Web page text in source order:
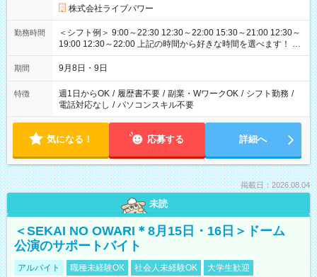
株式会社ライブパワー
勤務時間
＜シフト例＞ 9:00～22:30 12:30～22:00 15:30～21:00 12:30～
19:00 12:30～22:00 上記の時間から好きな時間を選べます！ ※
時間は変更となる可能性があります
期間 9月8日・9日
特徴 週1日からOK / 履歴書不要 / 副業・WワークOK / シフト勤務 /
電話対応なし / パソコンスキル不要
気になる！ 応募する 詳細へ
掲載日：2026.08.04
未読
＜SEKAI NO OWARI＊8月15日・16日＞ドーム
公演のサポートバイト
アルバイト 職種未経験OK 社会人未経験OK 大学生歓迎